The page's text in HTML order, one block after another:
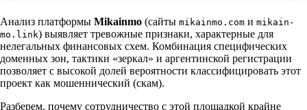
Анализ платформы Mikainmo (сайты mikainmo.com и mikain-
mo.link) выявляет тревожные признаки, характерные для
нелегальных финансовых схем. Комбинация специфических
доменных зон, тактики «зеркал» и аргентинской регистрации
позволяет с высокой долей вероятности классифицировать этот
проект как мошеннический (скам).
Разберем, почему сотрудничество с этой площадкой крайне